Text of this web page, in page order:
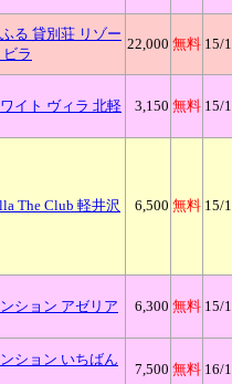
る 貸別荘 リゾー
ビラ
22,000 無料 15/
イト ヴィラ 北軽 3,150 無料 15/
The Club 軽井沢 6,500 無料 15/
ション アゼリア 6,300 無料 15/
ション いちばん
7,500 無料 16/